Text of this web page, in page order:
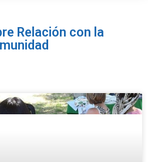
Relación con la